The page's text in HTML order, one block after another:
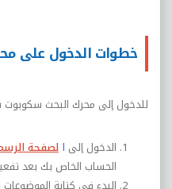
خطوات الدخول على
للدخول إلى محرك البحث سكوبوت
الدخول إلى الصفحة
الحساب الخاص بك بعد